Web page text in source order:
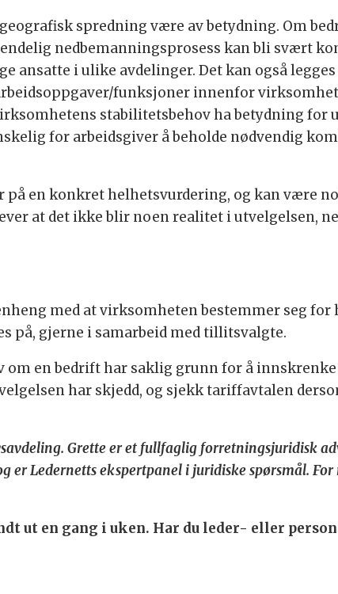
spredning være av betydning. Om
nedbemanningsprosess kan bli svært
ansatte i ulike avdelinger. Det kan også
funksjoner innenfor
stabilitetsbehov ha betydning for
for arbeidsgiver å beholde nødvendig
på en konkret helhetsvurdering, og kan være
at det ikke blir noen realitet i utvelgelsen,
med at virksomheten bestemmer seg for
på, gjerne i samarbeid med tillitsvalgte.
om en bedrift har saklig grunn for å
har skjedd, og sjekk tariffavtalen
Grette er et fullfaglig forretningsjuridisk
er Ledernetts ekspertpanel i juridiske spørsmål.
ut en gang i uken. Har du leder- eller